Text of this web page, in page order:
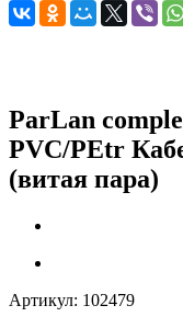
ParLan
PVC/PEtr
(витая пара)
Артикул: 102479